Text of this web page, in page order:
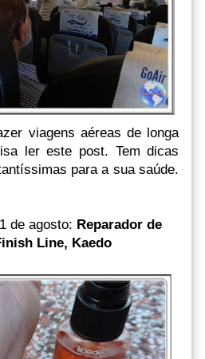
viagens aéreas de longa
ler este post. Tem dicas
para a sua saúde.
de agosto: Reparador de
Line, Kaedo